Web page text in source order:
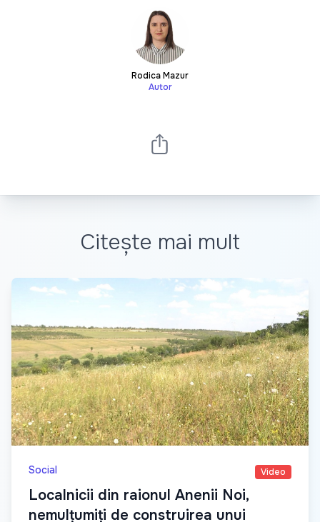
Rodica Mazur
Autor
Citește mai mult
Social Video
Localnicii din raionul Anenii Noi,
nemulțumiți de construirea unui